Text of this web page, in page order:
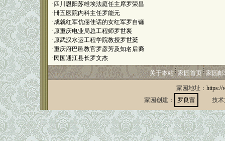
· 四川恩阳苏维埃法庭任主席罗荣昌
·卌五医院内科主任罗能元
·成就红军伉俪佳话的女红军罗自镛
·原重庆电业局总工程师罗世襄
·原武汉水运工程学院教授罗世棻
·重庆府巴邑教官罗彦芳及知名后裔
· 民国通江县长罗文杰
关于本站 家园首页 家园
家园地址： https://
家园创建：
罗良富 技术